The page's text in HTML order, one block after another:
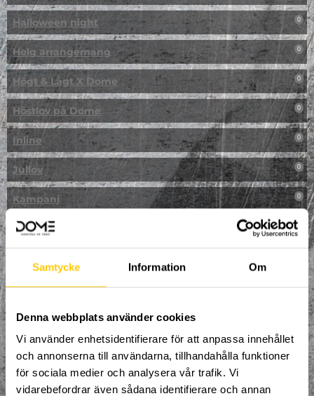
Samtycke Information Om
Denna webbplats använder cookies
Vi använder enhetsidentifierare för att anpassa innehållet
och annonserna till användarna, tillhandahålla funktioner
för sociala medier och analysera vår trafik. Vi
vidarebefordrar även sådana identifierare och annan
Halloween night 0
Helg arrangemang 0
Högt & Lågt X Dome 0
Höstlov på Dome 0
Inline 0
Jullov 0
Kampanj 0
Kickbike 0
Klättring
LAN
Multisport
Mässa